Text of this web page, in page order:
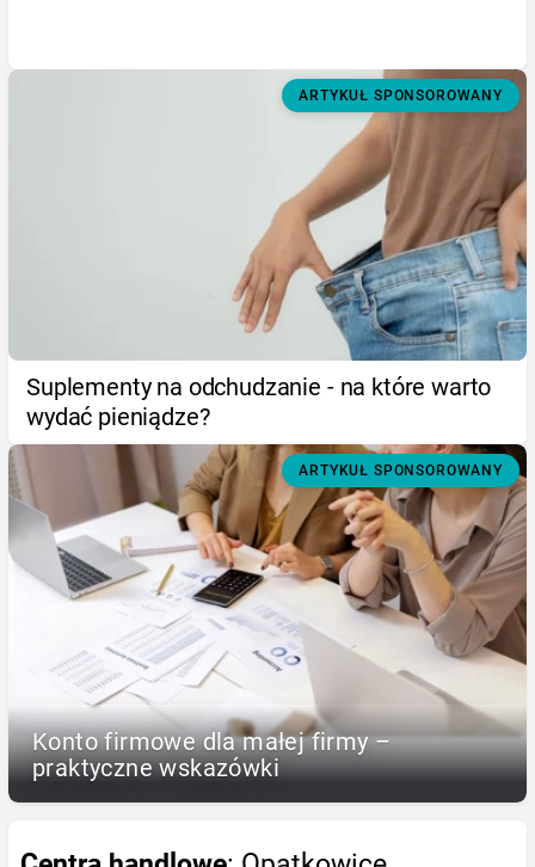
ARTYKUŁ SPONSOROWANY
Suplementy na odchudzanie - na które warto
wydać pieniądze?
ARTYKUŁ SPONSOROWANY
Konto firmowe dla małej firmy –
praktyczne wskazówki